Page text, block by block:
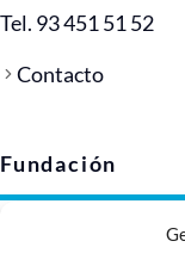
Tel. 93 451 51 52
Contacto
Fundación